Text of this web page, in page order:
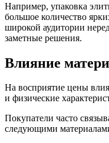
Например, упаковка
большое количество
широкой аудитории
заметные решения.
Влияние
На восприятие цены
и физические
Покупатели часто
следующими